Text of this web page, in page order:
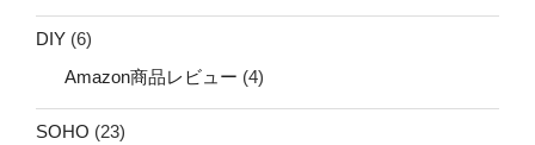
DIY (6)
Amazon商品レビュー (4)
SOHO (23)